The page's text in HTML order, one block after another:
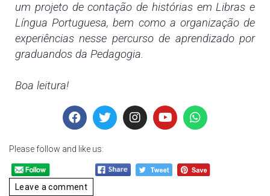
um projeto de contação de histórias em Libras e
Língua Portuguesa, bem como a organização de
experiências nesse percurso de aprendizado por
graduandos da Pedagogia.
Boa leitura!
Please follow and like us:
Leave a comment